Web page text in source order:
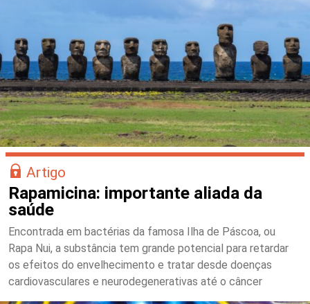
Artigo
Rapamicina: importante aliada da
saúde
Encontrada em bactérias da famosa Ilha de Páscoa, ou
Rapa Nui, a substância tem grande potencial para retardar
os efeitos do envelhecimento e tratar desde doenças
cardiovasculares e neurodegenerativas até o câncer